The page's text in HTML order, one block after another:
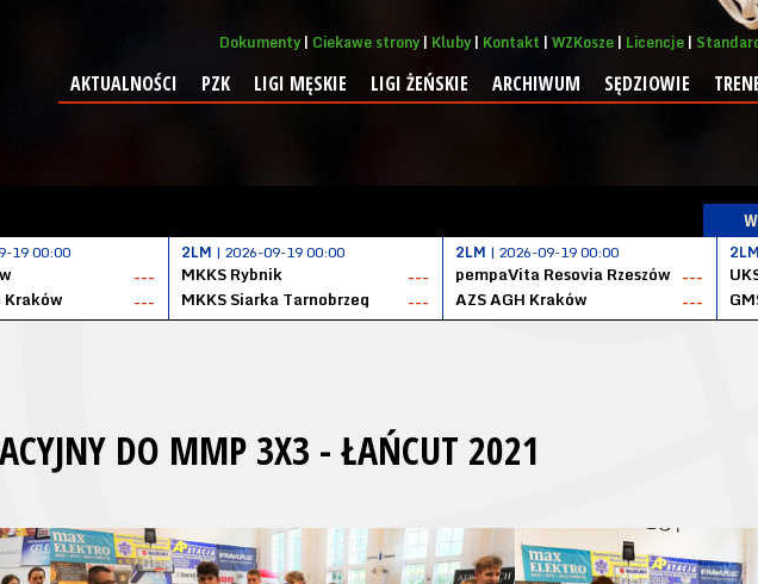
Dokumenty Ciekawe strony Kluby Kontakt WZKosze Licencje
AKTUALNOŚCI PZK LIGI MĘSKIE LIGI ŻEŃSKIE ARCHIWUM SĘDZIOWIE
19 00:00
---
Kraków
---
2LM | 2026-09-19 00:00
MKKS Rybnik
---
MKKS Siarka Tarnobrzeg
---
2LM | 2026-09-19 00:00
pempaVita Resovia Rzeszów ---
AZS AGH Kraków
---
2LM
DO MMP 3X3 - ŁAŃCUT 2021